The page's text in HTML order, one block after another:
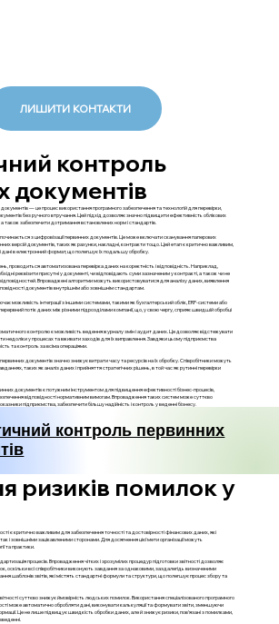
ЛИШИТИ КОНТАКТИ
контроль
документів
— це процес використання програмного забезпечення та технологій для перевірки,
без ручного втручання. Цей підхід дозволяє значно підвищити ефективність облікових
також забезпечити дотримання встановлених норм і стандартів.
з цифровізації первинних документів. Це може включати сканування паперових
версій документів, таких як рахунки, накладні, контракти тощо. Цей етап є критично важливим,
дані в електронний формат, що полегшує їх подальшу обробку.
проводиться автоматизована перевірка даних на коректність і відповідність. Наприклад,
реквізити присутні у документі, чи відповідають суми зазначеним у контракті, а також чи не
Впроваджені алгоритми можуть використовуватися для аналізу даних, виявлення
документів внутрішнім або зовнішнім стандартам.
можливість інтеграції з іншими системами, такими як бухгалтерський облік, ERP-системи або
потік даних між різними підрозділами компанії, що, у свою чергу, сприяє швидшій обробці
контролю є можливість ведення журналу змін і аудит даних. Це дозволяє відстежувати
недоліки у процесах та вживати заходів для їх виправлення. Завдяки цьому підприємства
та контроль за всіма операціями.
документів значно знижує витрати часу та ресурсів на їх обробку. Співробітники можуть
таких як аналіз даних і прийняття стратегічних рішень, в той час як рутинні перевірки
документів є потужним інструментом для підвищення ефективності бізнес-процесів,
відповідності нормативним вимогам. Впровадження таких систем може суттєво
підприємства, забезпечити більшу надійність і контроль у веденні бізнесу.
контроль первинних
ризиків помилок у
є критично важливим для забезпечення точності та достовірності фінансових даних, які
і зовнішніми зацікавленими сторонами. Для досягнення цієї мети організації можуть
та практики.
процесів. Впровадження чітких і зрозумілих процедур підготовки звітності дозволяє
оскільки всі співробітники виконують завдання за однаковими, заздалегідь визначеними
шаблонів звітів, які містять стандартні формули та структури, що полегшує процес збору та
суттєво знижує ймовірність людських помилок. Використання спеціалізованого програмного
може автоматично обробляти дані, виконувати калькуляції та формувати звіти, зменшуючи
Це не лише підвищує швидкість обробки даних, але й знижує ризики, пов’язані з помилками,